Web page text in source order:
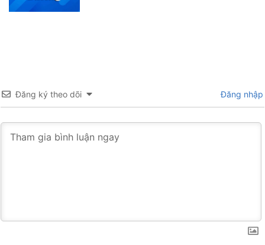
Đăng ký theo dõi Đăng nhập